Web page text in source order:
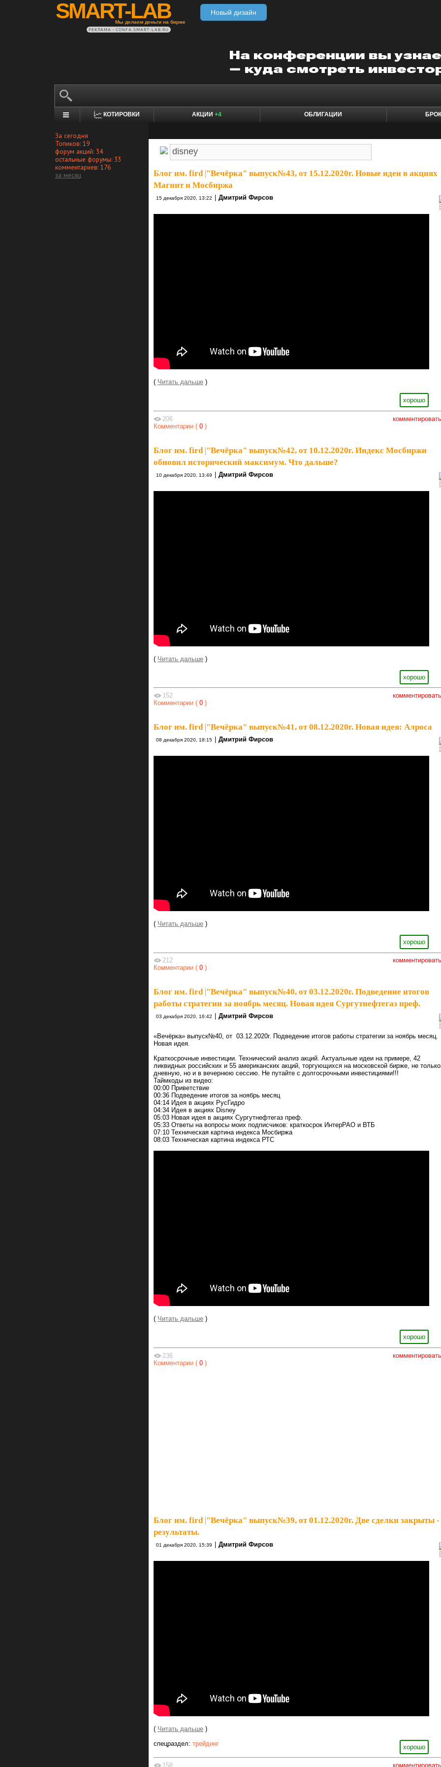
SMART-LAB
Мы делаем деньги на бирже
Новый дизайн
РЕКЛАМА • CONFA.SMART-LAB.RU
КОТИРОВКИ АКЦИИ +4 ОБЛИГАЦИИ
За сегодня
Топиков: 19
форум акций: 34
остальные форумы: 33
комментариев: 176
за месяц
Блог им. fird| "Вечёрка" выпуск№43, от 15.12.2020г. Новые идеи в акциях
Магнит и Мосбиржа
15 декабря 2020, 13:22 Дмитрий Фирсов
( Читать дальше )
хорошо
комментировать
206
Комментарии ( 0 )
Блог им. fird |"Вечёрка" выпуск№42, от 10.12.2020г. Индекс Мосбиржи
обновил исторический максимум. Что дальше?
10 декабря 2020, 13:49 | Дмитрий Фирсов
( Читать дальше )
хорошо
комментировать
152
Комментарии ( 0 )
Блог им. fird|"Вечёрка" выпуск№41, от 08.12.2020г. Новая идея: Алроса
08 декабря 2020, 18:15 Дмитрий Фирсов
( Читать дальше )
хорошо
комментировать
212
Комментарии ( 0 )
Блог им. fird| "Вечёрка" выпуск№40, от 03.12.2020г. Подведение итогов
работы стратегии за ноябрь месяц. Новая идея Сургутнефтегаз преф.
03 декабря 2020, 16:42 Дмитрий Фирсов
«Вечёрка» выпуск№40, от 03.12.2020г. Подведение итогов работы стратегии за ноябрь месяц.
Новая идея.
Краткосрочные инвестиции. Технический анализ акций. Актуальные идеи на примере, 42
ликвидных российских и 55 американских акций, торгующихся на московской бирже, не
дневную, но и в вечернюю сессию. Не путайте с долгосрочными инвестициями!!!
Таймкоды из видео:
00:00 Приветствие
00:36 Подведение итогов за ноябрь месяц
04:14 Идея в акциях РусГидро
04:34 Идея в акциях Disney
05:03 Новая идея в акциях Сургутнефтегаз преф.
05:33 Ответы на вопросы моих подписчиков: краткосрок ИнтерРАО и ВТБ
07:10 Техническая картина индекса Мосбиржа
08:03 Техническая картина индекса РТС
( Читать дальше )
хорошо
комментировать
236
Комментарии ( 0 )
Блог им. fird |"Вечёрка" выпуск№39, от 01.12.2020г. Две сделки закрыты -
результаты.
01 декабря 2020, 15:39 | Дмитрий Фирсов
( Читать дальше )
хорошо
спецраздел: трейдинг
комментировать
158